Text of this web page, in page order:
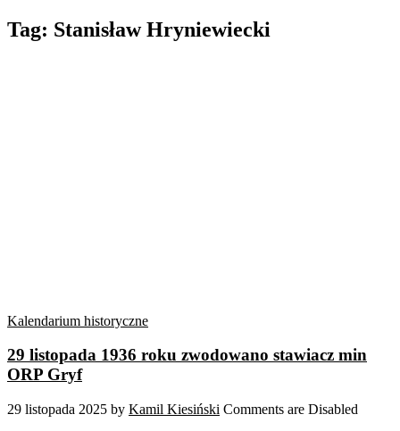
Tag: Stanisław Hryniewiecki
Kalendarium historyczne
29 listopada 1936 roku zwodowano stawiacz min
ORP Gryf
29 listopada 2025 by Kamil Kiesiński Comments are Disabled